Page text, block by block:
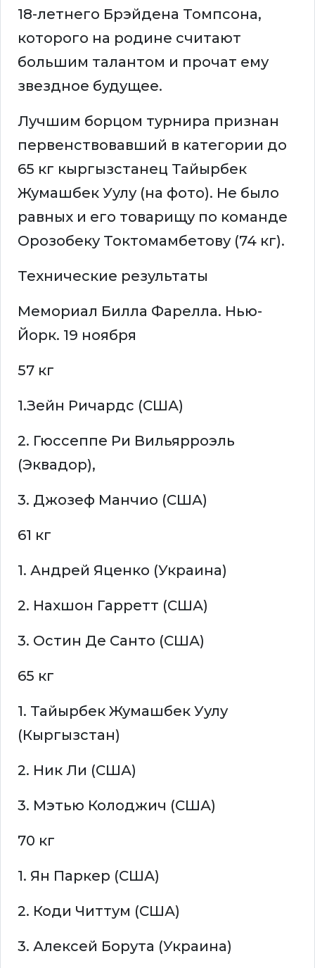
18-летнего Брэйдена Томпсона,
которого на родине считают
большим талантом и прочат ему
звездное будущее.
Лучшим борцом турнира признан
первенствовавший в категории до
65 кг кыргызстанец Тайырбек
Жумашбек Уулу (на фото). Не было
равных и его товарищу по команде
Орозобеку Токтомамбетову (74 кг).
Технические результаты
Мемориал Билла Фарелла. Нью-
Йорк. 19 ноября
57 кг
1.Зейн Ричардс (США)
2. Гюссеппе Ри Вильярроэль
(Эквадор),
3. Джозеф Манчио (США)
61 кг
1. Андрей Яценко (Украина)
2. Нахшон Гарретт (США)
3. Остин Де Санто (США)
65 кг
1. Тайырбек Жумашбек Уулу
(Кыргызстан)
2. Ник Ли (США)
3. Мэтью Колоджич (США)
70 кг
1. Ян Паркер (США)
2. Коди Читтум (США)
3. Алексей Борута (Украина)